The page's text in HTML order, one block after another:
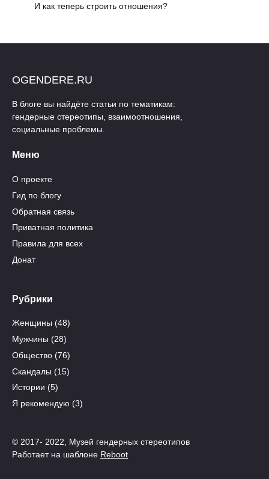
И как теперь строить отношения?
OGENDERE.RU
В блоге вы найдёте статьи по тематикам:
гендерные стереотипы, взаимоотношения,
социальные проблемы.
Меню
О проекте
Гид по блогу
Обратная связь
Приватная политика
Правила для всех
Донат
Рубрики
Женщины (48)
Мужчины (28)
Общество (76)
Скандалы (15)
Истории (5)
Я рекомендую (3)
© 2017- 2022, Музей гендерных стереотипов
Работает на шаблоне Reboot